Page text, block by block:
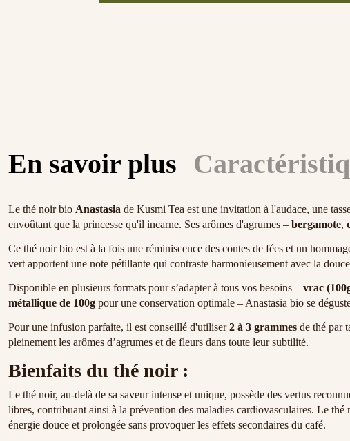
En savoir plus
Le thé noir bio Anastasia de Kusmi Tea est une invitation à l'audace, une
envoûtant que la princesse qu'il incarne. Ses arômes d'agrumes – bergamote,
Ce thé noir bio est à la fois une réminiscence des contes de fées et un
vert apportent une note pétillante qui contraste harmonieusement avec la
Disponible en plusieurs formats pour s’adapter à tous vos besoins – vrac
métallique de 100g pour une conservation optimale – Anastasia bio se
Pour une infusion parfaite, il est conseillé d'utiliser2 à 3 grammes de thé par
pleinement les arômes d’agrumes et de fleurs dans toute leur subtilité.
Bienfaits du thé noir :
Le thé noir, au-delà de sa saveur intense et unique, possède des vertus
libres, contribuant ainsi à la prévention des maladies cardiovasculaires. Le thé
énergie douce et prolongée sans provoquer les effets secondaires du café.